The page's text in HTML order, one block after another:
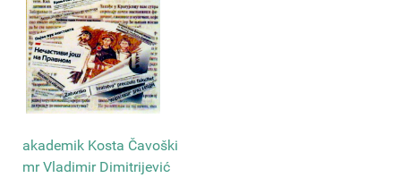
akademik Kosta Čavoški
mr Vladimir Dimitrijević